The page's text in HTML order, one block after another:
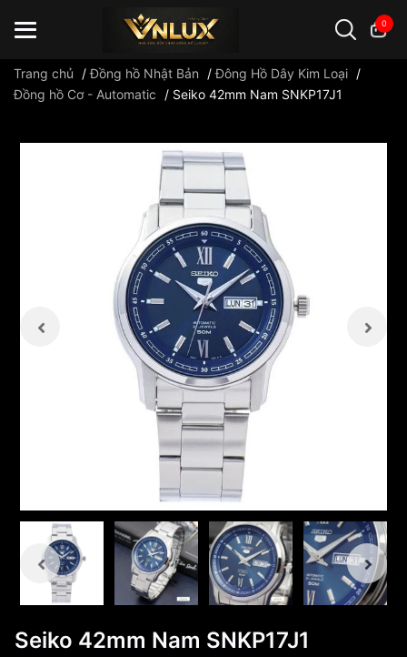
0
Trang chủ /Đồng hồ Nhật Bản /Đông Hồ Dây Kim Loại /
Đồng hồ Cơ - Automatic
/ Seiko 42mm Nam SNKP17J1
Seiko 42mm Nam SNKP17J1